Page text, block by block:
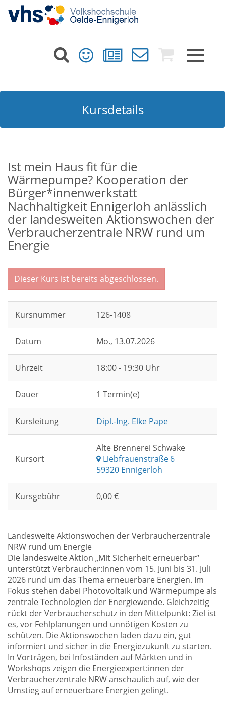
Toggle
Kursdetails
Ist mein Haus fit für die
Wärmepumpe? Kooperation der
Bürger*innenwerkstatt
Nachhaltigkeit Ennigerloh anlässlich
der landesweiten Aktionswochen der
Verbraucherzentrale NRW rund um
Energie
Dieser Kurs ist bereits abgeschlossen.
Kursnummer 126-1408
Datum Mo., 13.07.2026
Uhrzeit 18:00 - 19:30 Uhr
Dauer 1 Termin(e)
Kursleitung Dipl.-Ing. Elke Pape
Kursort
Alte Brennerei Schwake
Liebfrauenstraße 6
59320 Ennigerloh
Kursgebühr 0,00 €
Landesweite Aktionswochen der Verbraucherzentrale
NRW rund um Energie
Die landesweite Aktion „Mit Sicherheit erneuerbar“
unterstützt Verbraucher:innen vom 15. Juni bis 31. Juli
2026 rund um das Thema erneuerbare Energien. Im
Fokus stehen dabei Photovoltaik und Wärmepumpe als
zentrale Technologien der Energiewende. Gleichzeitig
rückt der Verbraucherschutz in den Mittelpunkt: Ziel ist
es, vor Fehlplanungen und unnötigen Kosten zu
schützen. Die Aktionswochen laden dazu ein, gut
informiert und sicher in die Energiezukunft zu starten.
In Vorträgen, bei Infoständen auf Märkten und in
Workshops zeigen die Energieexpert:innen der
Verbraucherzentrale NRW anschaulich auf, wie der
Umstieg auf erneuerbare Energien gelingt.